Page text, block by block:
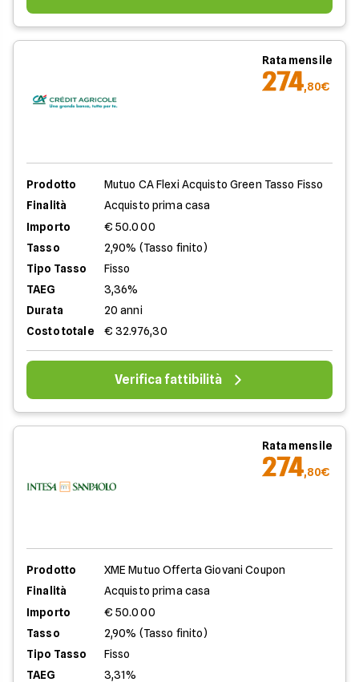
Rata mensile
274,80€
Prodotto
Mutuo CA Flexi Acquisto Green Tasso Fisso
Finalità
Acquisto prima casa
Importo
€ 50.000
Tasso
2,90% (Tasso finito)
Tipo Tasso
Fisso
TAEG
3,36%
Durata
20 anni
Costo totale
€ 32.976,30
Verifica fattibilità
Rata mensile
274,80€
Prodotto
XME Mutuo Offerta Giovani Coupon
Finalità
Acquisto prima casa
Importo
€ 50.000
Tasso
2,90% (Tasso finito)
Tipo Tasso
Fisso
TAEG
3,31%